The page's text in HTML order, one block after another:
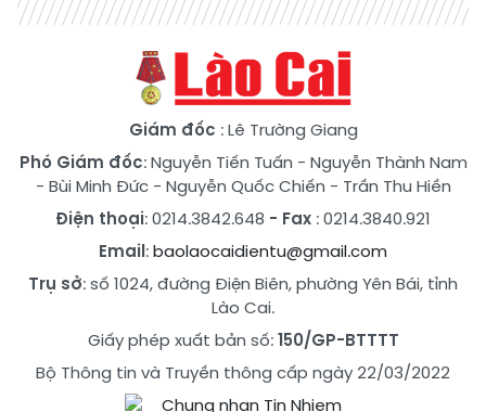
Giám đốc : Lê Trường Giang
Phó Giám đốc:Nguyễn Tiến Tuấn - Nguyễn Thành Nam
- Bùi Minh Đức- Nguyễn Quốc Chiến - Trần Thu Hiền
Điện thoại: 0214.3842.648 - Fax : 0214.3840.921
Email:baolaocaidientu@gmail.com
Trụ sở: số 1024, đường Điện Biên, phường Yên Bái, tỉnh
Lào Cai.
Giấy phép xuất bản số:150/GP-BTTTT
Bộ Thông tin và Truyền thông cấp ngày 22/03/2022